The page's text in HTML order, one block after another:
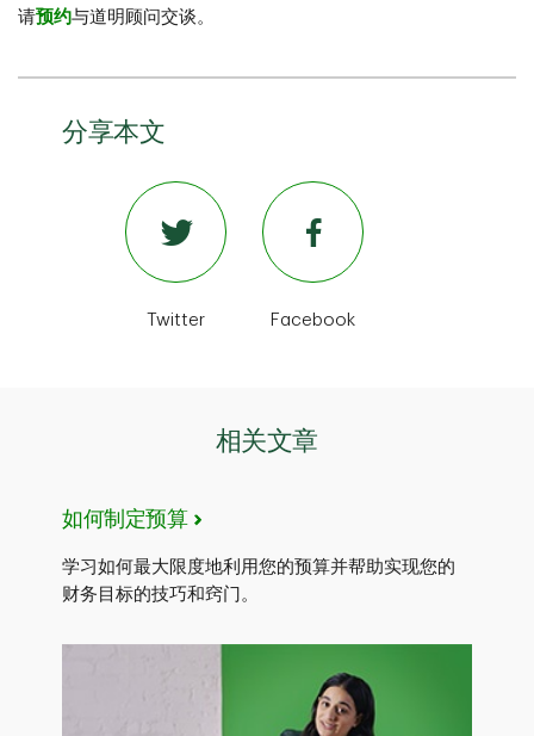
请预约与道明顾问交谈。
分享本文
Twitter Facebook
相关文章
如何制定预算
学习如何最大限度地利用您的预算并帮助实现您的
财务目标的技巧和窍门。